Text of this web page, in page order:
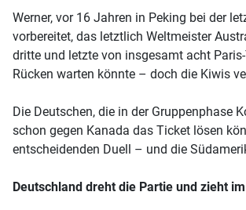
Werner, vor 16 Jahren in Peking bei der
vorbereitet, das letztlich Weltmeister
dritte und letzte von insgesamt acht
Rücken warten könnte – doch die Kiwis
Die Deutschen, die in der Gruppenphase
schon gegen Kanada das Ticket lösen
entscheidenden Duell – und die
Deutschland dreht die Partie und zieht